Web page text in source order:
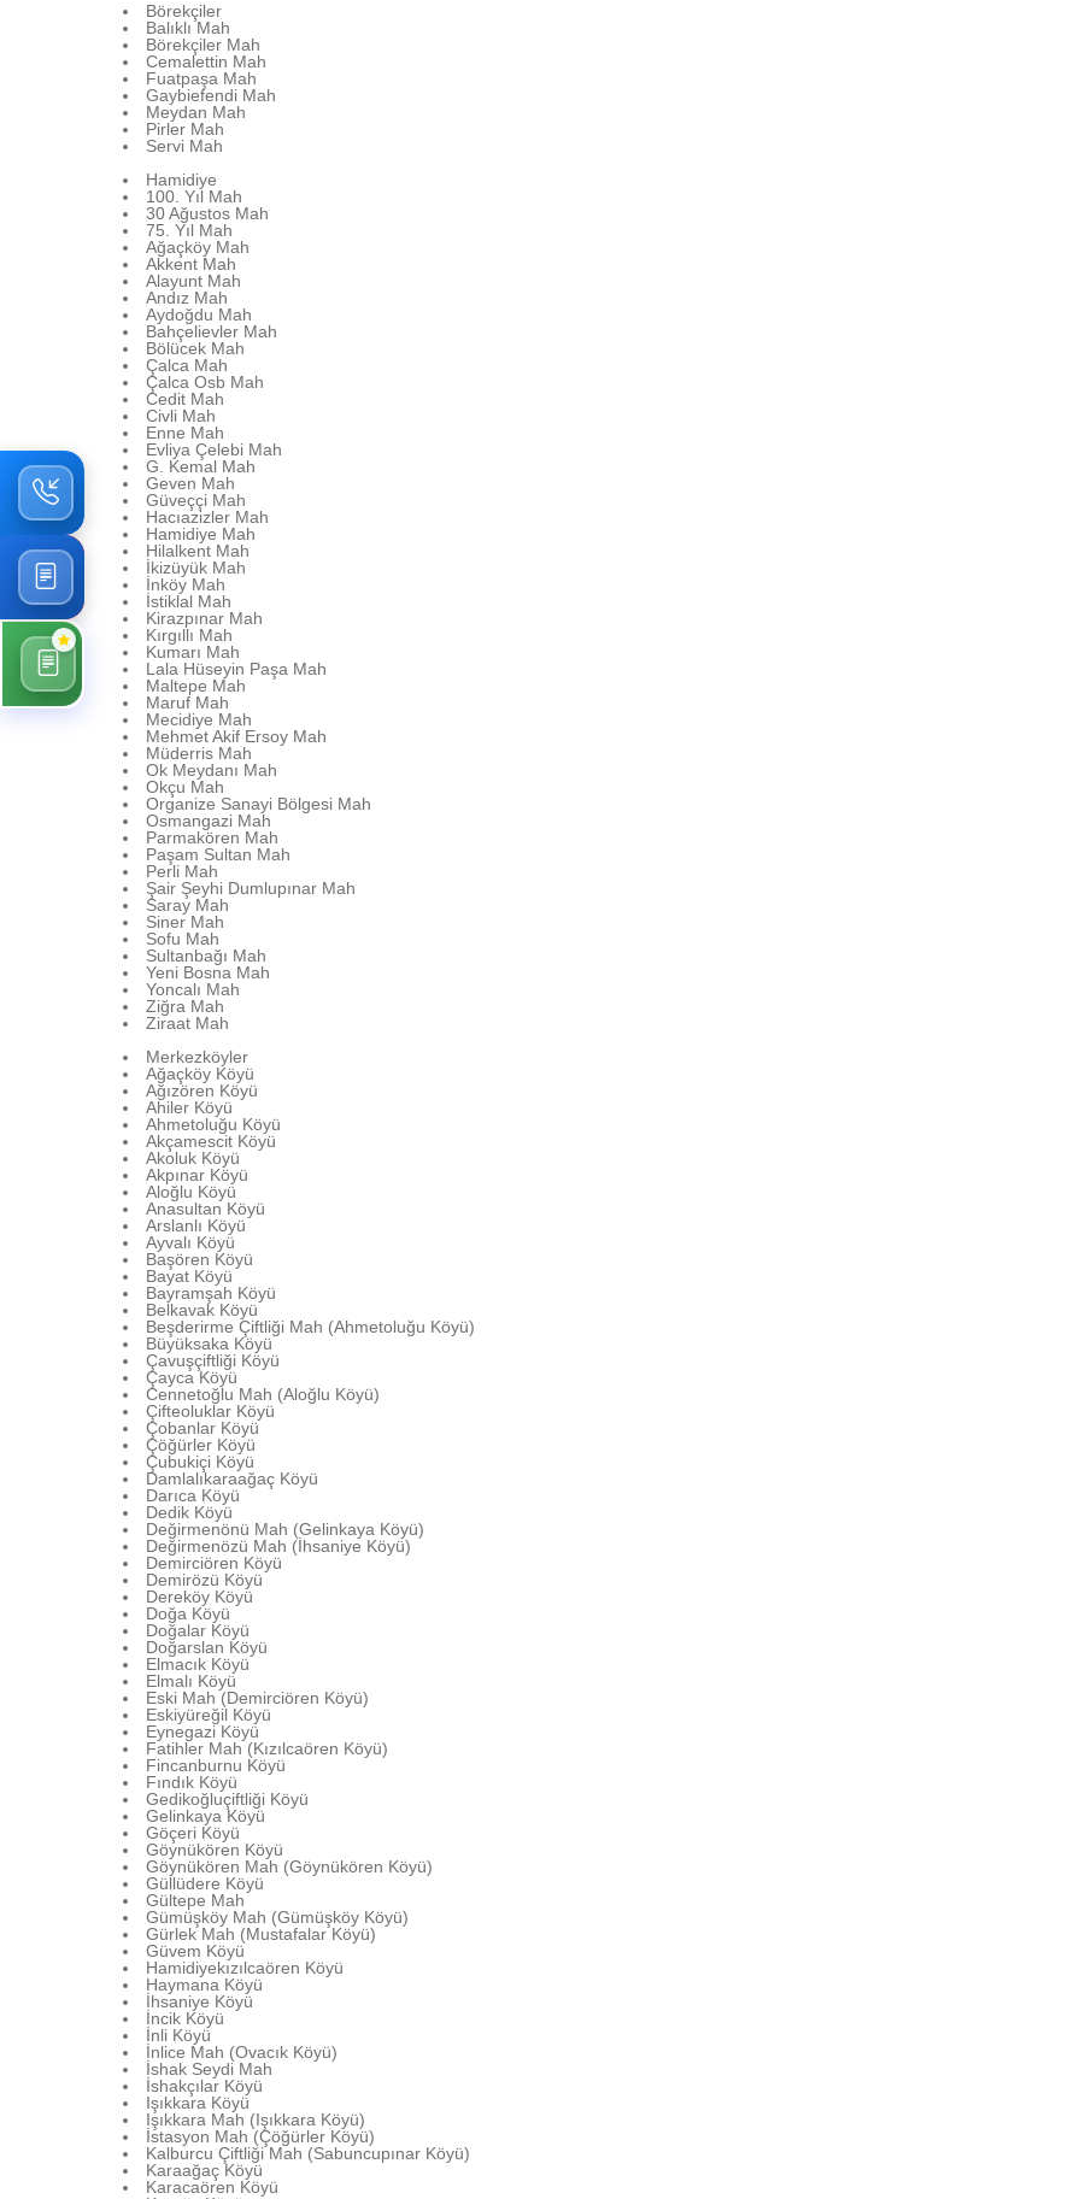
Börekçiler
Balıklı Mah
Börekçiler Mah
Cemalettin Mah
Fuatpaşa Mah
Gaybiefendi Mah
Meydan Mah
Pirler Mah
Servi Mah
Hamidiye
100. Yıl Mah
30 Ağustos Mah
75. Yıl Mah
Ağaçköy Mah
Akkent Mah
Alayunt Mah
Andız Mah
Aydoğdu Mah
Bahçelievler Mah
Bölücek Mah
Çalca Mah
Çalca Osb Mah
Cedit Mah
Civli Mah
Enne Mah
Evliya Çelebi Mah
G. Kemal Mah
Geven Mah
Güveççi Mah
Hacıazizler Mah
Hamidiye Mah
Hilalkent Mah
İkizüyük Mah
İnköy Mah
İstiklal Mah
Kirazpınar Mah
Kırgıllı Mah
Kumarı Mah
Lala Hüseyin Paşa Mah
Maltepe Mah
Maruf Mah
Mecidiye Mah
Mehmet Akif Ersoy Mah
Müderris Mah
Ok Meydanı Mah
Okçu Mah
Organize Sanayi Bölgesi Mah
Osmangazi Mah
Parmakören Mah
Paşam Sultan Mah
Perli Mah
Şair Şeyhi Dumlupınar Mah
Saray Mah
Siner Mah
Sofu Mah
Sultanbağı Mah
Yeni Bosna Mah
Yoncalı Mah
Ziğra Mah
Ziraat Mah
Merkezköyler
Ağaçköy Köyü
Ağızören Köyü
Ahiler Köyü
Ahmetoluğu Köyü
Akçamescit Köyü
Akoluk Köyü
Akpınar Köyü
Aloğlu Köyü
Anasultan Köyü
Arslanlı Köyü
Ayvalı Köyü
Başören Köyü
Bayat Köyü
Bayramşah Köyü
Belkavak Köyü
Beşderirme Çiftliği Mah (Ahmetoluğu Köyü)
Büyüksaka Köyü
Çavuşçiftliği Köyü
Çayca Köyü
Cennetoğlu Mah (Aloğlu Köyü)
Çifteoluklar Köyü
Çobanlar Köyü
Çöğürler Köyü
Çubukiçi Köyü
Damlalıkaraağaç Köyü
Darıca Köyü
Dedik Köyü
Değirmenönü Mah (Gelinkaya Köyü)
Değirmenözü Mah (İhsaniye Köyü)
Demirciören Köyü
Demirözü Köyü
Dereköy Köyü
Doğa Köyü
Doğalar Köyü
Doğarslan Köyü
Elmacık Köyü
Elmalı Köyü
Eski Mah (Demirciören Köyü)
Eskiyüreğil Köyü
Eynegazi Köyü
Fatihler Mah (Kızılcaören Köyü)
Fincanburnu Köyü
Fındık Köyü
Gedikoğluçiftliği Köyü
Gelinkaya Köyü
Göçeri Köyü
Göynükören Köyü
Göynükören Mah (Göynükören Köyü)
Güllüdere Köyü
Gültepe Mah
Gümüşköy Mah (Gümüşköy Köyü)
Gürlek Mah (Mustafalar Köyü)
Güvem Köyü
Hamidiyekızılcaören Köyü
Haymana Köyü
İhsaniye Köyü
İncik Köyü
İnli Köyü
İnlice Mah (Ovacık Köyü)
İshak Seydi Mah
İshakçılar Köyü
Işıkkara Köyü
Işıkkara Mah (Işıkkara Köyü)
İstasyon Mah (Çöğürler Köyü)
Kalburcu Çiftliği Mah (Sabuncupınar Köyü)
Karaağaç Köyü
Karacaören Köyü